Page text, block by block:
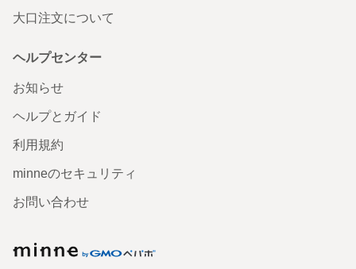
大口注文について
ヘルプセンター
お知らせ
ヘルプとガイド
利用規約
minneのセキュリティ
お問い合わせ